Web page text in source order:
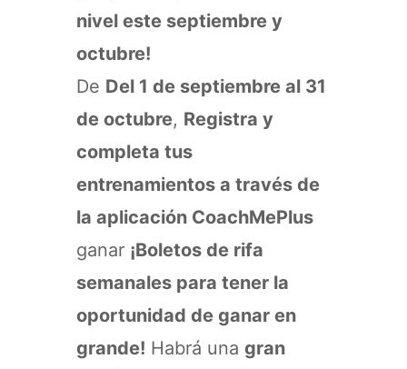
nivel este septiembre y
octubre!
De Del 1 de septiembre al 31
de octubre, Registra y
completa tus
entrenamientos a través de
la aplicación CoachMePlus
ganar ¡Boletos de rifa
semanales para tener la
oportunidad de ganar en
grande! Habrá una gran